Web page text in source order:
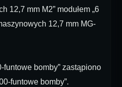
12,7 mm M2” modułem „6
12,7 mm MG-
funtowe bomby” zastąpiono
funtowe bomby”.